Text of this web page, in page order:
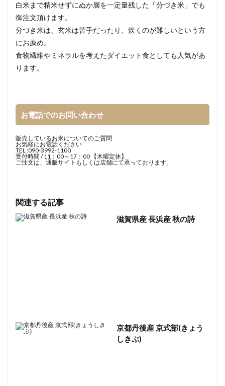
白米まで精米せずにぬか層を一定量残した「分づき米」でも
御注文頂けます。
分づき米は、玄米は苦手だったり、炊くのが難しいという方
にお薦め。
食物繊維やミネラルを考えたダイエット食としても人気があ
ります。
お電話でのお問い合わせ
販売しているお米についてのご質問
お気軽にお電話ください
TEL :090-3992-1100
受付時間 / 11：00～17：00 【木曜定休】
ご注文は、通販サイトもしくは店舗にて承っております。
関連する記事
滋賀県産 長浜産 秋の詩
京都丹後産 京式部(きょう
しきぶ)